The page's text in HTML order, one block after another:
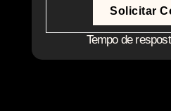
Solicitar
Tempo de